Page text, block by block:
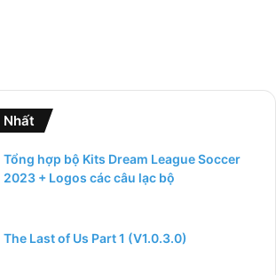
Nhất
Tổng hợp bộ Kits Dream League Soccer
2023 + Logos các câu lạc bộ
The Last of Us Part 1 (V1.0.3.0)